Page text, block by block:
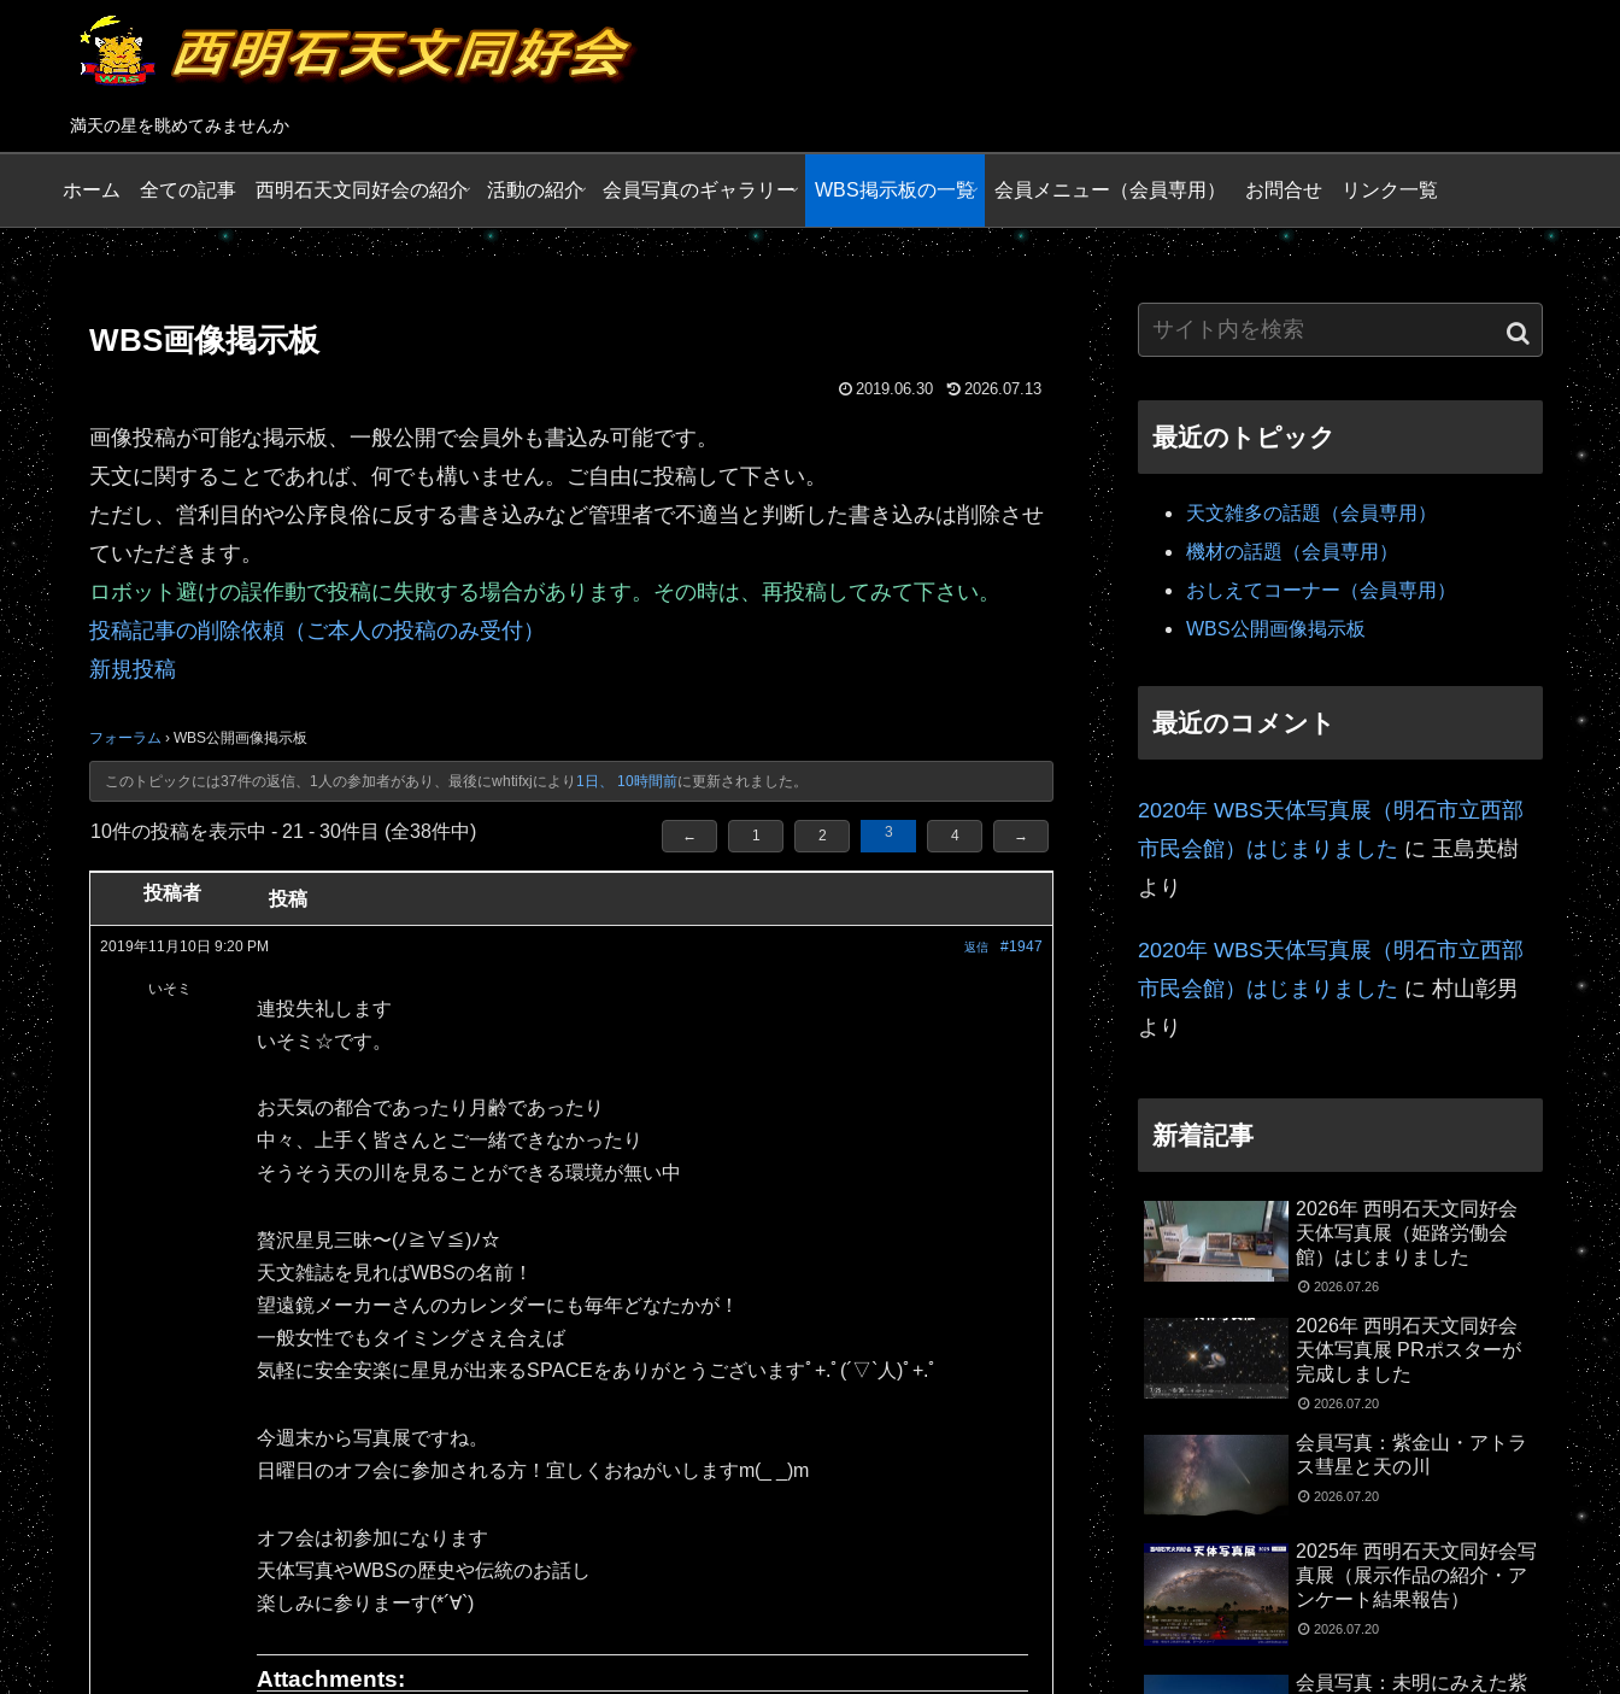
満天の星を眺めてみませんか
ホーム 全ての記事 西明石天文同好会の紹介 活動の紹介 会員写真のギャラリー WBS掲示板の一覧 会員メニュー（会員専用） お問合せ リンク一覧
WBS画像掲示板
2019.06.30 2026.07.13
画像投稿が可能な掲示板、一般公開で会員外も書込み可能です。
天文に関することであれば、何でも構いません。ご自由に投稿して下さい。
ただし、営利目的や公序良俗に反する書き込みなど管理者で不適当と判断した書き込みは削除させ
ていただきます。
ロボット避けの誤作動で投稿に失敗する場合があります。その時は、再投稿してみて下さい。
投稿記事の削除依頼（ご本人の投稿のみ受付）
新規投稿
フォーラム › WBS公開画像掲示板
このトピックには37件の返信、1人の参加者があり、最後にwhtifxjにより 1日、 10時間前に更新されました。
10件の投稿を表示中 - 21 - 30件目 (全38件中) ← 1 2 3 4 →
投稿者 投稿
2019年11月10日 9:20 PM #1947
返信
いそミ
連投失礼します
いそミ☆です。
お天気の都合であったり月齢であったり
中々、上手く皆さんとご一緒できなかったり
そうそう天の川を見ることができる環境が無い中
贅沢星見三昧〜(ﾉ≧∀≦)ﾉ☆
天文雑誌を見ればWBSの名前！
望遠鏡メーカーさんのカレンダーにも毎年どなたかが！
一般女性でもタイミングさえ合えば
気軽に安全安楽に星見が出来るSPACEをありがとうございますﾟ+.ﾟ(´▽`人)ﾟ+.ﾟ
今週末から写真展ですね。
日曜日のオフ会に参加される方！宜しくおねがいしますm(_ _)m
オフ会は初参加になります
天体写真やWBSの歴史や伝統のお話し
楽しみに参りまーす(*´∀`)
Attachments:
最近のトピック
天文雑多の話題（会員専用）
機材の話題（会員専用）
おしえてコーナー（会員専用）
WBS公開画像掲示板
最近のコメント
2020年 WBS天体写真展（明石市立西部
市民会館）はじまりました に 玉島英樹
より
2020年 WBS天体写真展（明石市立西部
市民会館）はじまりました に 村山彰男
より
新着記事
2026年 西明石天文同好会
天体写真展（姫路労働会
館）はじまりました
2026.07.26
2026年 西明石天文同好会
天体写真展 PRポスターが
完成しました
2026.07.20
会員写真：紫金山・アトラ
ス彗星と天の川
2026.07.20
2025年 西明石天文同好会写
真展（展示作品の紹介・ア
ンケート結果報告）
2026.07.20
会員写真：未明にみえた紫